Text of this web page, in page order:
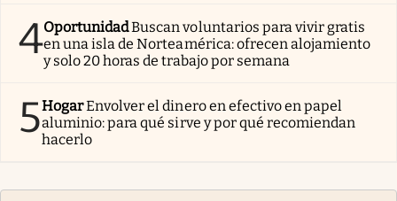
4OportunidadBuscan voluntarios para vivir gratis
en una isla de Norteamérica: ofrecen alojamiento
y solo 20 horas de trabajo por semana
5HogarEnvolver el dinero en efectivo en papel
aluminio: para qué sirve y por qué recomiendan
hacerlo